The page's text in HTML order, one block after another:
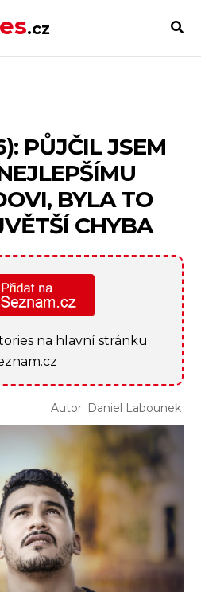
.cz
PŮJČIL JSEM
BYLA TO
CHYBA
na hlavní stránku
Autor: Daniel Labounek